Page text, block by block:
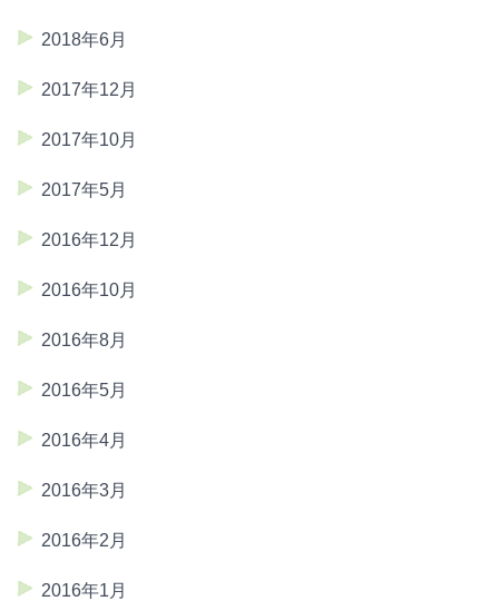
2018年6月
2017年12月
2017年10月
2017年5月
2016年12月
2016年10月
2016年8月
2016年5月
2016年4月
2016年3月
2016年2月
2016年1月